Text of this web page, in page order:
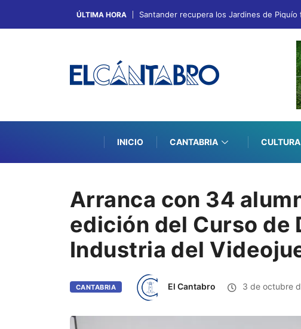
ÚLTIMA HORA Santander recupera los Jardines de
INICIO CANTABRIA CULTURA
Arranca con 34
edición del Curso de
Industria del
CANTABRIA El Cantabro 3 de octubre